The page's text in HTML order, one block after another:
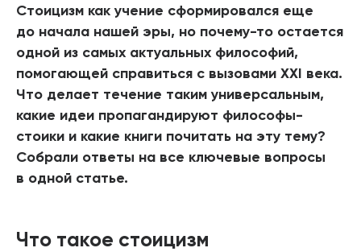
Стоицизм как учение сформировался еще
до начала нашей эры, но почему-то остается
одной из самых актуальных философий,
помогающей справиться с вызовами XXI века.
Что делает течение таким универсальным,
какие идеи пропагандируют философы-
стоики и какие книги почитать на эту тему?
Собрали ответы на все ключевые вопросы
в одной статье.
Что такое стоицизм